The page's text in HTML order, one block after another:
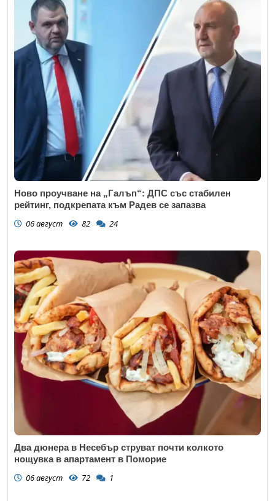
Ново проучване на „Галъп“: ДПС със стабилен
рейтинг, подкрепата към Радев се запазва
06 август 82 24
Два дюнера в Несебър струват почти колкото
нощувка в апартамент в Поморие
06 август 72 1